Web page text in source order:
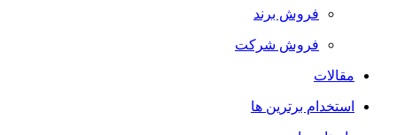
فروش برند
فروش شرکت
مقالات
استخدام برترین ها